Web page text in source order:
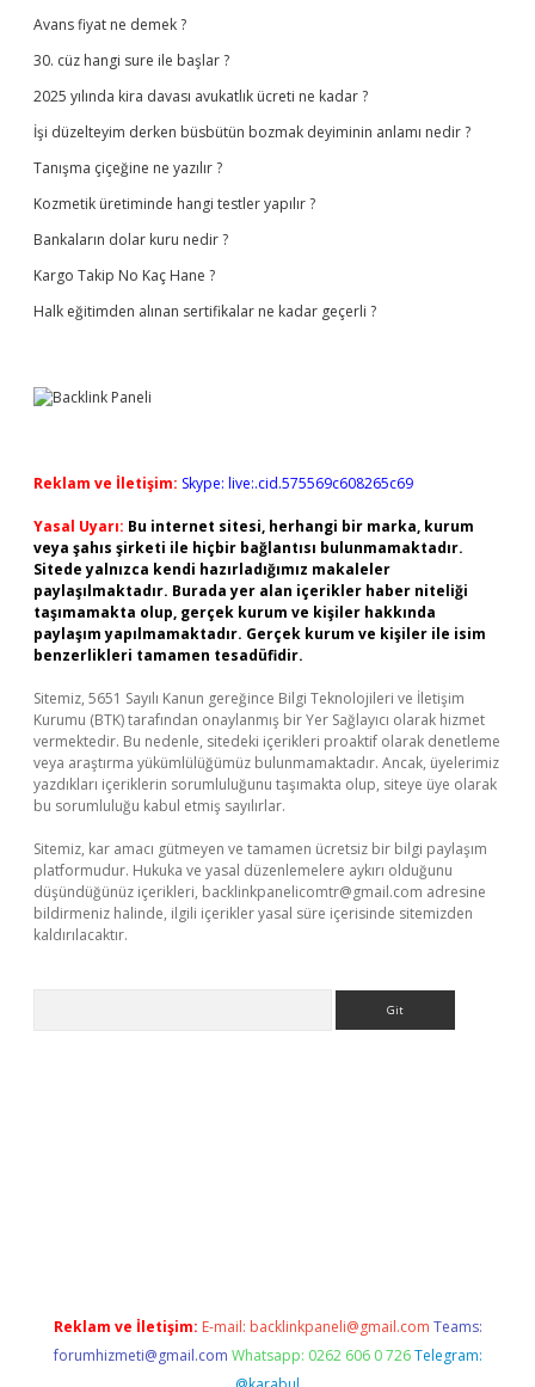
Avans fiyat ne demek ?
30. cüz hangi sure ile başlar ?
2025 yılında kira davası avukatlık ücreti ne kadar ?
İşi düzelteyim derken büsbütün bozmak deyiminin anlamı nedir ?
Tanışma çiçeğine ne yazılır ?
Kozmetik üretiminde hangi testler yapılır ?
Bankaların dolar kuru nedir ?
Kargo Takip No Kaç Hane ?
Halk eğitimden alınan sertifikalar ne kadar geçerli ?
Reklam ve İletişim: Skype: live:.cid.575569c608265c69
Yasal Uyarı: Bu internet sitesi, herhangi bir marka, kurum
veya şahıs şirketi ile hiçbir bağlantısı bulunmamaktadır.
Sitede yalnızca kendi hazırladığımız makaleler
paylaşılmaktadır. Burada yer alan içerikler haber niteliği
taşımamakta olup, gerçek kurum ve kişiler hakkında
paylaşım yapılmamaktadır. Gerçek kurum ve kişiler ile isim
benzerlikleri tamamen tesadüfidir.
Sitemiz, 5651 Sayılı Kanun gereğince Bilgi Teknolojileri ve İletişim
Kurumu (BTK) tarafından onaylanmış bir Yer Sağlayıcı olarak hizmet
vermektedir. Bu nedenle, sitedeki içerikleri proaktif olarak denetleme
veya araştırma yükümlülüğümüz bulunmamaktadır. Ancak, üyelerimiz
yazdıkları içeriklerin sorumluluğunu taşımakta olup, siteye üye olarak
bu sorumluluğu kabul etmiş sayılırlar.
Sitemiz, kar amacı gütmeyen ve tamamen ücretsiz bir bilgi paylaşım
platformudur. Hukuka ve yasal düzenlemelere aykırı olduğunu
düşündüğünüz içerikleri, backlinkpanelicomtr@gmail.com adresine
bildirmeniz halinde, ilgili içerikler yasal süre içerisinde sitemizden
kaldırılacaktır.
Reklam ve İletişim: E-mail: backlinkpaneli@gmail.com Teams:
forumhizmeti@gmail.com Whatsapp: 0262 606 0 726 Telegram: